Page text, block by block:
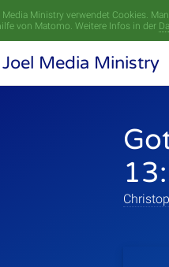
Ministry verwendet Cookies.
von Matomo. Weitere Infos in der
Joel Media Ministry